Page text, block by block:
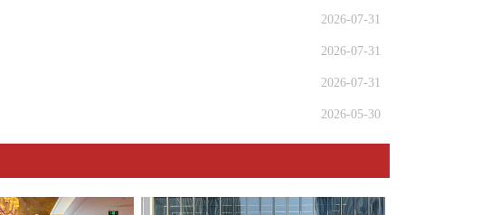
2026-07-31
2026-07-31
2026-07-31
2026-05-30